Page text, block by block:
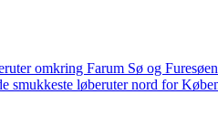
omkring Farum Sø og Furesøen
smukkeste løberuter nord for